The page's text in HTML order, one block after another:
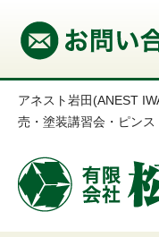
アネスト岩田(ANEST
売・塗装講習会・ピン